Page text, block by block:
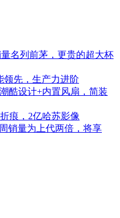
名列前茅，更贵的超大杯
领先，生产力进阶
酷设计+内置风扇，简装
痕，2亿哈苏影像
销量为上代两倍，将享